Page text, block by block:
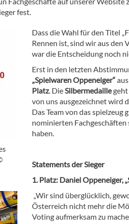
fest.
Dass die Wahl für den Titel
Rennen ist, sind wir aus den
war die Entscheidung noch
Erst in den letzten
„Spielwaren Oppeneiger“
Platz. DieSilbermedaillegeht
von uns ausgezeichnet wird
Das Team von das
nominierten
haben.
Statements der Sieger
1. Platz: Daniel Oppeneiger,
„Wir sind überglücklich,
Österreich nicht mehr die
Voting aufmerksam zu